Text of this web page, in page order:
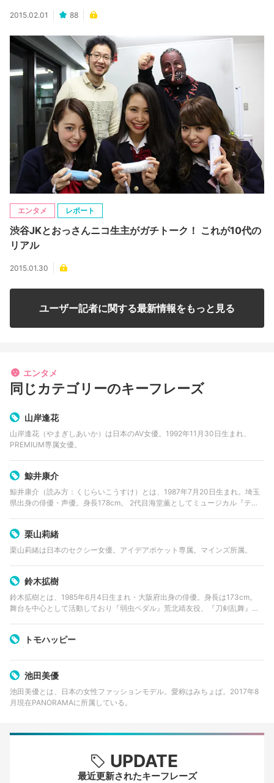
2015.02.01 88
エンタメ レポート
渋谷JKとおっさんニコ生主がガチトーク！ これが10代の
リアル
2015.01.30
ユーザー記者に関する最新情報をもっと見る
エンタメ
同じカテゴリーのキーフレーズ
山岸逢花
山岸逢花（やまぎしあいか）は日本のAV女優。1992年11月30日生まれ、
PREMIUM専属女優。
鯨井康介
鯨井康介（読み方：くじらいこうすけ）とは、1987年7月20日生まれ。埼玉
県出身の俳優・声優。身長178cm。 2代目海堂薫としてミュージカル『テニ
栗山莉緒
栗山莉緒は日本のセクシー女優。アイデアポケット専属。マインズ所属。
鈴木拡樹
鈴木拡樹とは、1985年6月4日生まれ・大阪府出身の俳優。身長は173cm。
舞台を中心として活動しており『弱虫ペダル』荒北靖友役、『刀剣乱舞』三
トモハッピー
池田美優
池田美優とは、日本の女性ファッションモデル。愛称はみちょぱ。2017年8
月現在PANORAMAに所属している。
UPDATE
最近更新されたキーフレーズ